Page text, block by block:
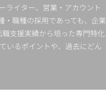
ライター、営業・アカウント
・職種の採用であっても、企業
支援実績から培った専門特化
いるポイントや、過去にどん